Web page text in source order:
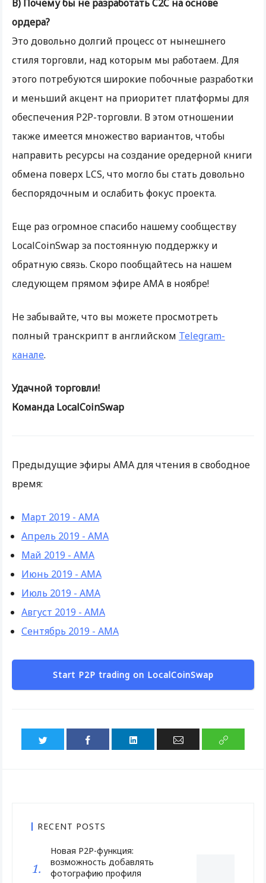
В) Почему бы не разработать C2C на основе
ордера?
Это довольно долгий процесс от нынешнего
стиля торговли, над которым мы работаем. Для
этого потребуются широкие побочные разработки
и меньший акцент на приоритет платформы для
обеспечения P2P-торговли. В этом отношении
также имеется множество вариантов, чтобы
направить ресурсы на создание оредерной книги
обмена поверх LCS, что могло бы стать довольно
беспорядочным и ослабить фокус проекта.
Еще раз огромное спасибо нашему сообществу
LocalCoinSwap за постоянную поддержку и
обратную связь. Скоро пообщайтесь на нашем
следующем прямом эфире AMA в ноябре!
Не забывайте, что вы можете просмотреть
полный транскрипт в английском Telegram-
канале.
Удачной торговли!
Команда LocalCoinSwap
Предыдущие эфиры AMA для чтения в свободное
время:
Март 2019 - AMA
Апрель 2019 - AMA
Май 2019 - AMA
Июнь 2019 - AMA
Июль 2019 - AMA
Август 2019 - АМА
Сентябрь 2019 - АМА
Start P2P trading on LocalCoinSwap
RECENT POSTS
Новая P2P-функция:
возможность добавлять
фотографию профиля